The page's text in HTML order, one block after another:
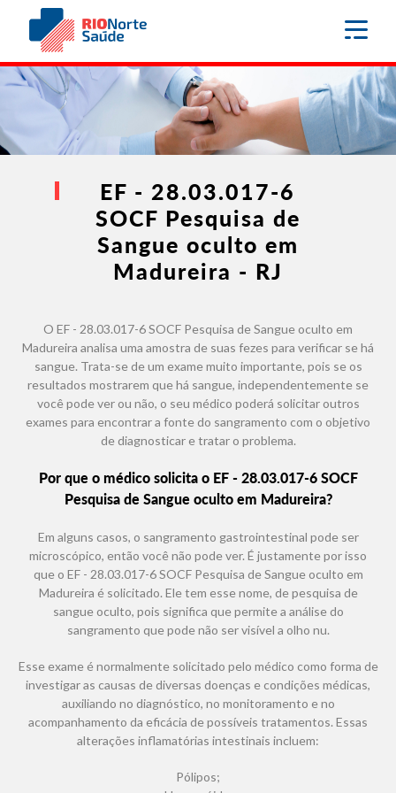
EF - 28.03.017-6
SOCF Pesquisa de
Sangue oculto em
Madureira - RJ
O EF - 28.03.017-6 SOCF Pesquisa de Sangue oculto em
Madureira analisa uma amostra de suas fezes para verificar se há
sangue. Trata-se de um exame muito importante, pois se os
resultados mostrarem que há sangue, independentemente se
você pode ver ou não, o seu médico poderá solicitar outros
exames para encontrar a fonte do sangramento com o objetivo
de diagnosticar e tratar o problema.
Por que o médico solicita o EF - 28.03.017-6 SOCF
Pesquisa de Sangue oculto em Madureira?
Em alguns casos, o sangramento gastrointestinal pode ser
microscópico, então você não pode ver. É justamente por isso
que o EF - 28.03.017-6 SOCF Pesquisa de Sangue oculto em
Madureira é solicitado. Ele tem esse nome, de pesquisa de
sangue oculto, pois significa que permite a análise do
sangramento que pode não ser visível a olho nu.
Esse exame é normalmente solicitado pelo médico como forma de
investigar as causas de diversas doenças e condições médicas,
auxiliando no diagnóstico, no monitoramento e no
acompanhamento da eficácia de possíveis tratamentos. Essas
alterações inflamatórias intestinais incluem:
Pólipos;